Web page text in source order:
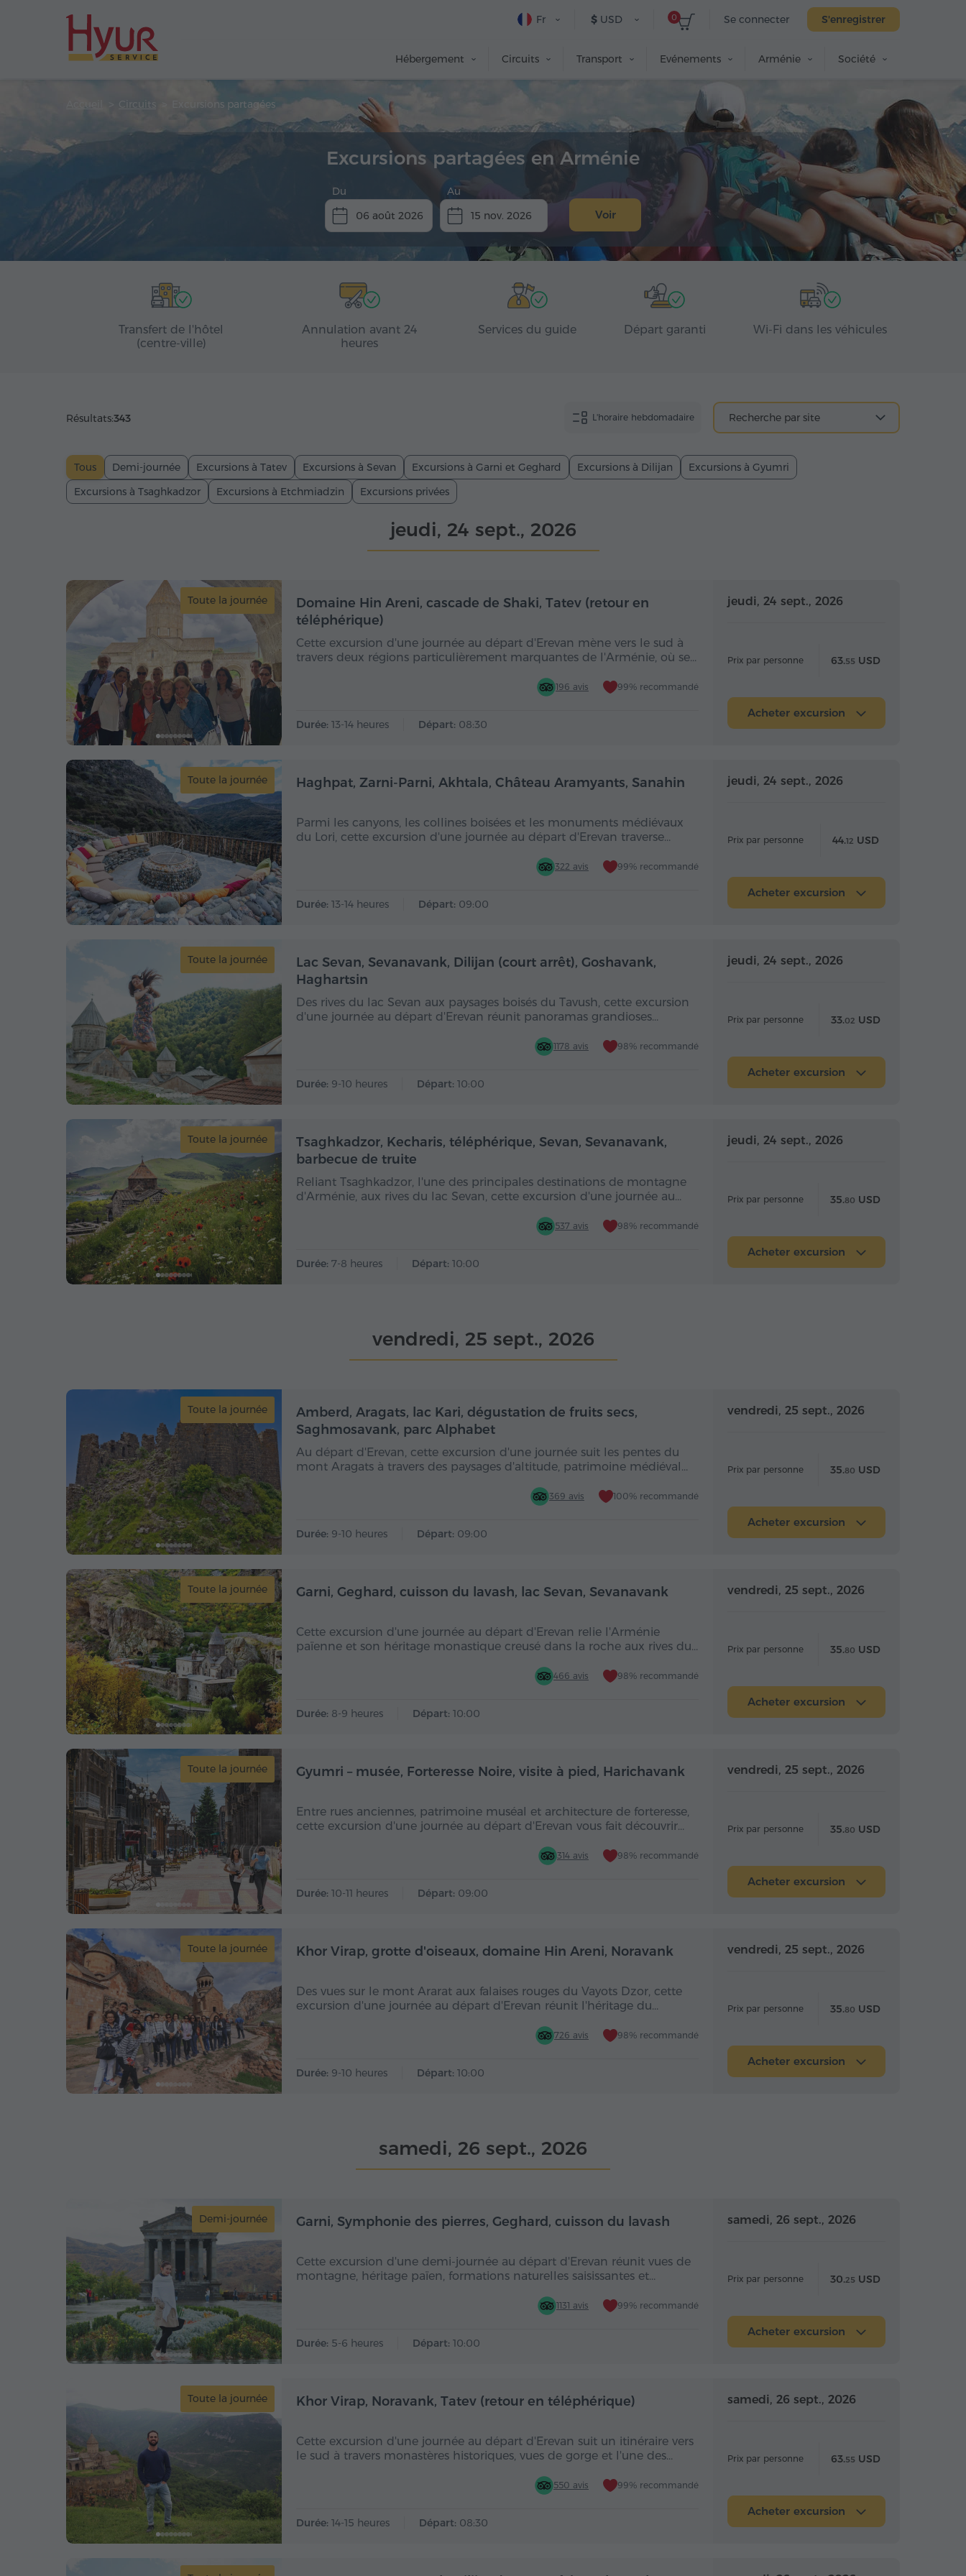
Se connecter S'enregistrer
0
$ USD
Fr
Hébergement Circuits Transport Evénements Arménie Société
Accueil Circuits Excursions partagées
Excursions partagées en Arménie
Du
06 août 2026
Au
15 nov. 2026
Voir
Transfert de l'hôtel
(centre-ville)
Annulation avant 24
heures
Services du guide Départ garanti Wi-Fi dans les véhicules
Recherche par site
L'horaire hebdomadaire
Résultats:343
Tous Demi-journée Excursions à Tatev Excursions à Sevan Excursions à Garni et Geghard Excursions à Dilijan
Excursions à Gyumri
Excursions à Tsaghkadzor
Excursions à Etchmiadzin Excursions privées
jeudi, 24 sept., 2026
Toute la journée Toute la journée Toute la journée Toute la journée
Domaine Hin Areni, cascade de Shaki, Tatev (retour en
téléphérique)
Cette excursion d'une journée au départ d'Erevan mène vers le sud à
travers deux régions particulièrement marquantes de l'Arménie, où se…
196 avis 99% recommandé
Durée: 13-14 heures Départ: 08:30
jeudi, 24 sept., 2026
Prix par personne 63.55 USD
Acheter excursion
Toute la journée Toute la journée Toute la journée Toute la journée
Haghpat, Zarni-Parni, Akhtala, Château Aramyants, Sanahin
Parmi les canyons, les collines boisées et les monuments médiévaux
du Lori, cette excursion d'une journée au départ d'Erevan traverse…
322 avis 99% recommandé
Durée: 13-14 heures Départ: 09:00
jeudi, 24 sept., 2026
Prix par personne 44.12 USD
Acheter excursion
Toute la journée Toute la journée Toute la journée Toute la journée
Lac Sevan, Sevanavank, Dilijan (court arrêt), Goshavank,
Haghartsin
Des rives du lac Sevan aux paysages boisés du Tavush, cette excursion
d'une journée au départ d'Erevan réunit panoramas grandioses…
1178 avis 98% recommandé
Durée: 9-10 heures Départ: 10:00
jeudi, 24 sept., 2026
Prix par personne 33.02 USD
Acheter excursion
Toute la journée Toute la journée Toute la journée Toute la journée
Tsaghkadzor, Kecharis, téléphérique, Sevan, Sevanavank,
barbecue de truite
Reliant Tsaghkadzor, l'une des principales destinations de montagne
d'Arménie, aux rives du lac Sevan, cette excursion d'une journée au…
537 avis 98% recommandé
Durée: 7-8 heures Départ: 10:00
jeudi, 24 sept., 2026
Prix par personne 35.80 USD
Acheter excursion
vendredi, 25 sept., 2026
Toute la journée Toute la journée Toute la journée Toute la journée
Amberd, Aragats, lac Kari, dégustation de fruits secs,
Saghmosavank, parc Alphabet
Au départ d'Erevan, cette excursion d'une journée suit les pentes du
mont Aragats à travers des paysages d'altitude, patrimoine médiéval…
369 avis 100% recommandé
Durée: 9-10 heures Départ: 09:00
vendredi, 25 sept., 2026
Prix par personne 35.80 USD
Acheter excursion
Toute la journée Toute la journée Toute la journée Toute la journée
Garni, Geghard, cuisson du lavash, lac Sevan, Sevanavank
Cette excursion d'une journée au départ d'Erevan relie l'Arménie
païenne et son héritage monastique creusé dans la roche aux rives du…
466 avis 98% recommandé
Durée: 8-9 heures Départ: 10:00
vendredi, 25 sept., 2026
Prix par personne 35.80 USD
Acheter excursion
Toute la journée Toute la journée Toute la journée Toute la journée
Gyumri – musée, Forteresse Noire, visite à pied, Harichavank
Entre rues anciennes, patrimoine muséal et architecture de forteresse,
cette excursion d'une journée au départ d'Erevan vous fait découvrir…
314 avis 98% recommandé
Durée: 10-11 heures Départ: 09:00
vendredi, 25 sept., 2026
Prix par personne 35.80 USD
Acheter excursion
Toute la journée Toute la journée Toute la journée Toute la journée
Khor Virap, grotte d'oiseaux, domaine Hin Areni, Noravank
Des vues sur le mont Ararat aux falaises rouges du Vayots Dzor, cette
excursion d'une journée au départ d'Erevan réunit l'héritage du…
726 avis 98% recommandé
Durée: 9-10 heures Départ: 10:00
vendredi, 25 sept., 2026
Prix par personne 35.80 USD
Acheter excursion
samedi, 26 sept., 2026
Demi-journée Demi-journée Demi-journée Demi-journée
Garni, Symphonie des pierres, Geghard, cuisson du lavash
Cette excursion d'une demi-journée au départ d'Erevan réunit vues de
montagne, héritage païen, formations naturelles saisissantes et…
1131 avis 99% recommandé
Durée: 5-6 heures Départ: 10:00
samedi, 26 sept., 2026
Prix par personne 30.25 USD
Acheter excursion
Toute la journée Toute la journée Toute la journée Toute la journée
Khor Virap, Noravank, Tatev (retour en téléphérique)
Cette excursion d'une journée au départ d'Erevan suit un itinéraire vers
le sud à travers monastères historiques, vues de gorge et l'une des…
550 avis 99% recommandé
Durée: 14-15 heures Départ: 08:30
samedi, 26 sept., 2026
Prix par personne 63.55 USD
Acheter excursion